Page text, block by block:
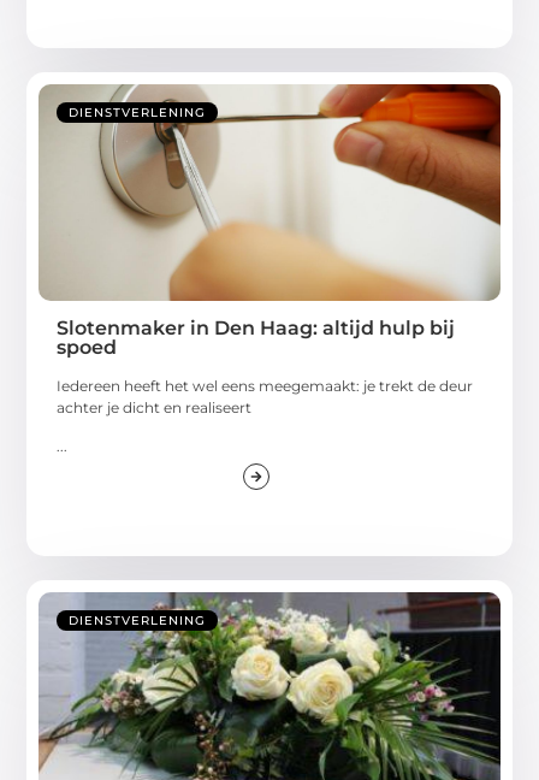
DIENSTVERLENING
Slotenmaker in Den Haag: altijd hulp bij
spoed
Iedereen heeft het wel eens meegemaakt: je trekt de deur
achter je dicht en realiseert
...
DIENSTVERLENING